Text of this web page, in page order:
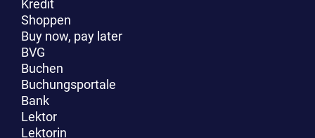
Kredit
Shoppen
Buy now, pay later
BVG
Buchen
Buchungsportale
Bank
Lektor
Lektorin